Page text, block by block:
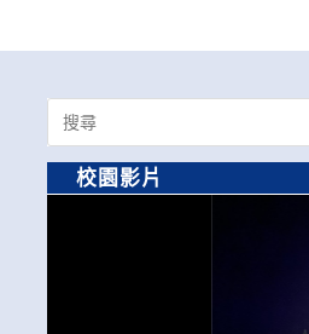
Search
for:
校園影片